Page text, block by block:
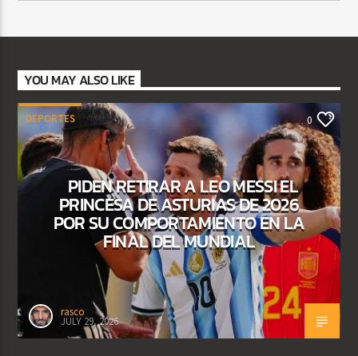
YOU MAY ALSO LIKE
DEPORTES 0
PIDEN RETIRAR A LEO MESSI EL
PRINCESA DE ASTURIAS DE 2026
POR SU COMPORTAMIENTO EN LA
FINAL DEL MUNDIAL
rasco
JULY 29, 2026